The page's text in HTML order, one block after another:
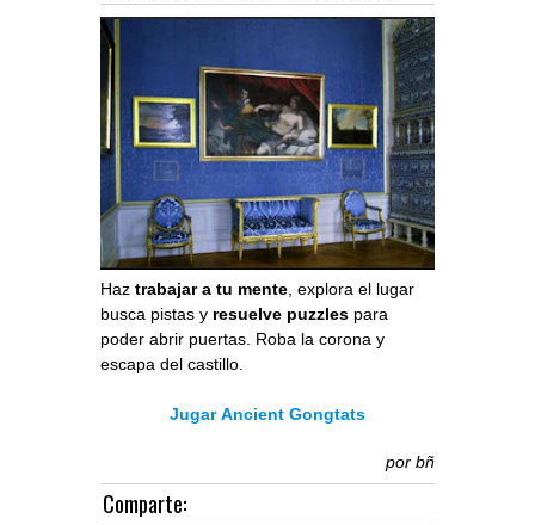
Haz trabajar a tu mente , explora el lugar
busca pistas y resuelve puzzles para
poder abrir puertas. Roba la corona y
escapa del castillo.
Jugar Ancient Gongtats
por bñ
Comparte: